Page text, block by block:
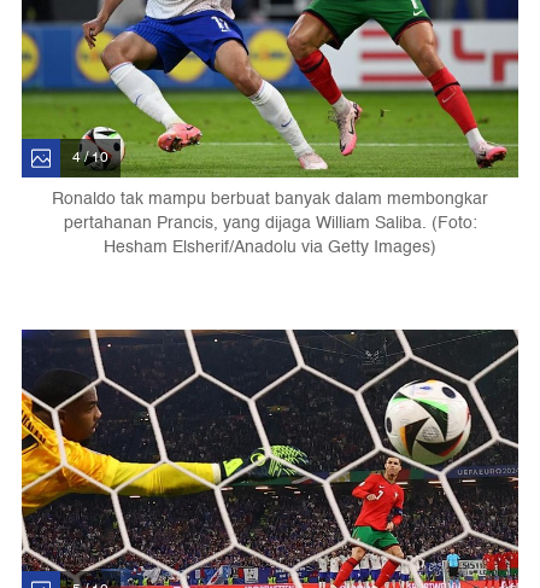
4 / 10
Ronaldo tak mampu berbuat banyak dalam membongkar
pertahanan Prancis, yang dijaga William Saliba. (Foto:
Hesham Elsherif/Anadolu via Getty Images)